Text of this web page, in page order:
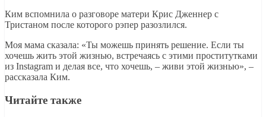
Ким вспомнила о разговоре матери Крис Дженнер с
Тристаном после которого рэпер разозлился.
Моя мама сказала: «Ты можешь принять решение. Если ты
хочешь жить этой жизнью, встречаясь с этими проститутками
из Instagram и делая все, что хочешь, – живи этой жизнью», –
рассказала Ким.
Читайте также